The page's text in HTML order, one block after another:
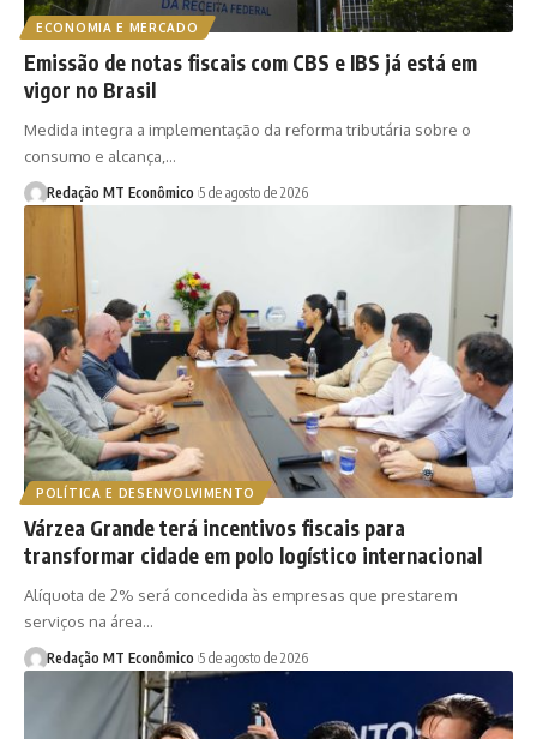
ECONOMIA E MERCADO
Emissão de notas fiscais com CBS e IBS já está em
vigor no Brasil
Medida integra a implementação da reforma tributária sobre o
consumo e alcança,…
Redação MT Econômico 5 de agosto de 2026
POLÍTICA E DESENVOLVIMENTO
Várzea Grande terá incentivos fiscais para
transformar cidade em polo logístico internacional
Alíquota de 2% será concedida às empresas que prestarem
serviços na área…
Redação MT Econômico 5 de agosto de 2026